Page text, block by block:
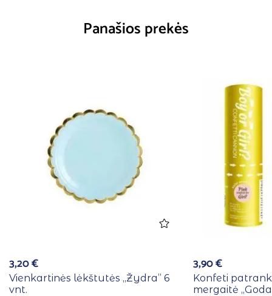
Panašios prekės
3,20€
Vienkartinės lėkštutės ,,Žydra” 6
vnt.
3,90€
Konfeti
mergaitė